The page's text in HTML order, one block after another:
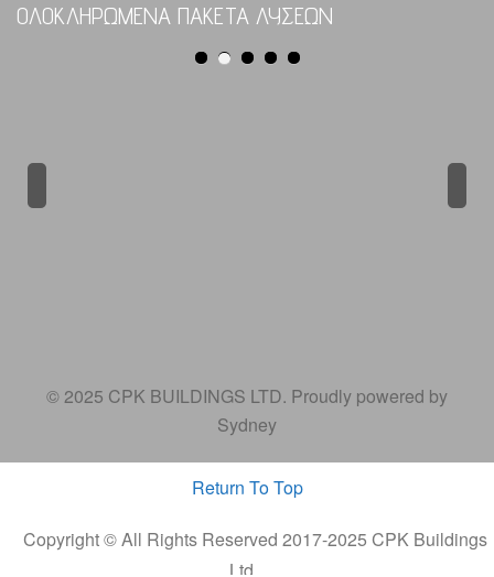
ΟΛΟΚΛΗΡΩΜΕΝΑ ΠΑΚΕΤΑ ΛΥΣΕΩΝ
Previous Next
© 2025 CPK BUILDINGS LTD. Proudly powered by
Sydney
Return To Top
Copyright © All Rights Reserved 2017-2025 CPK Buildings
Ltd